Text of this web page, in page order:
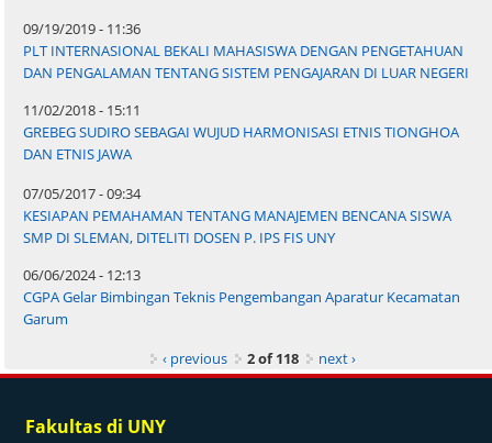
09/19/2019 - 11:36
PLT INTERNASIONAL BEKALI MAHASISWA DENGAN PENGETAHUAN
DAN PENGALAMAN TENTANG SISTEM PENGAJARAN DI LUAR NEGERI
11/02/2018 - 15:11
GREBEG SUDIRO SEBAGAI WUJUD HARMONISASI ETNIS TIONGHOA
DAN ETNIS JAWA
07/05/2017 - 09:34
KESIAPAN PEMAHAMAN TENTANG MANAJEMEN BENCANA SISWA
SMP DI SLEMAN, DITELITI DOSEN P. IPS FIS UNY
06/06/2024 - 12:13
CGPA Gelar Bimbingan Teknis Pengembangan Aparatur Kecamatan
Garum
‹ previous
2 of 118 next ›
Fakultas di UNY